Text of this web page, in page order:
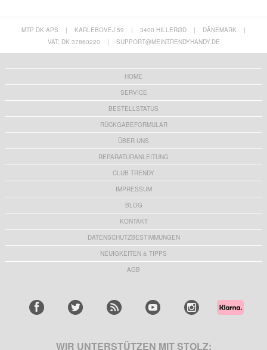
MTP DK APS | KARLEBOVEJ 59 | 3400 HILLERØD | DÄNEMARK
|
VAT: DK 37860220
| SUPPORT@MEINTRENDYHANDY.DE
HOME
SERVICE
BESTELLSTATUS
RÜCKGABEFORMULAR
ÜBER UNS
REPARATURANLEITUNG
CLUB TRENDY
IMPRESSUM
BLOG
KONTAKT
DATENSCHUTZBESTIMMUNGEN
NEUIGKEITEN & TIPPS
AGB
WIR UNTERSTÜTZEN MIT STOLZ: